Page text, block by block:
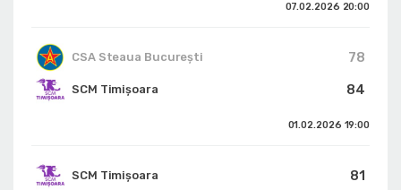
07.02.2026 20:00
CSA Steaua București
78
84
SCM Timișoara
01.02.2026 19:00
SCM Timișoara
81